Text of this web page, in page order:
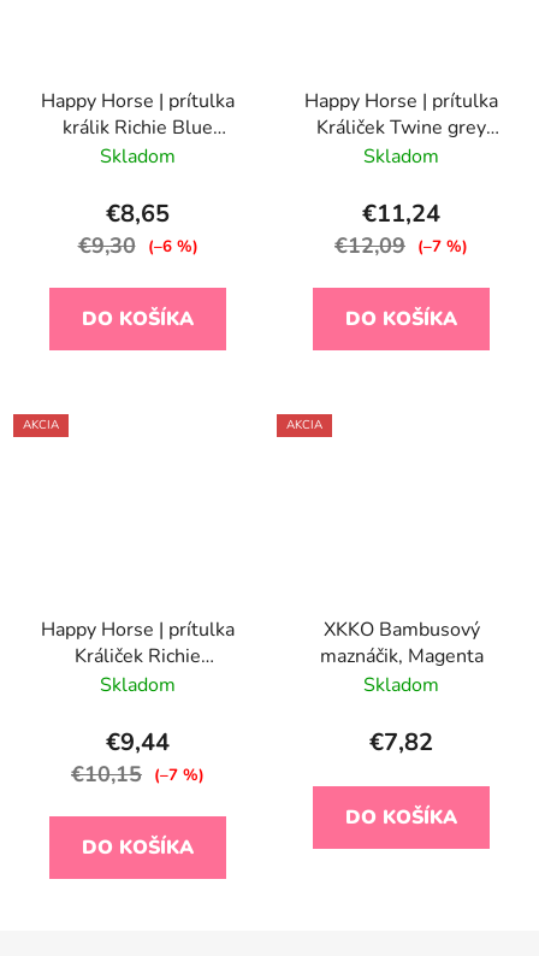
Happy Horse | prítulka
králik Richie Blue
GRAPHIC veľkosť: 25
Skladom
€8,65
€9,30 (–6 %)
DO KOŠÍKA
Happy Horse | prítulka
Králiček Twine grey
veľkosť: 20 cm
Skladom
€11,24
€12,09 (–7 %)
DO KOŠÍKA
AKCIA
Happy Horse | prítulka
Králiček Richie
recyklovaný - pistáciová
Skladom
€9,44
€10,15 (–7 %)
DO KOŠÍKA
AKCIA
XKKO Bambusový
maznáčik, Magenta
Skladom
€7,82
DO KOŠÍKA